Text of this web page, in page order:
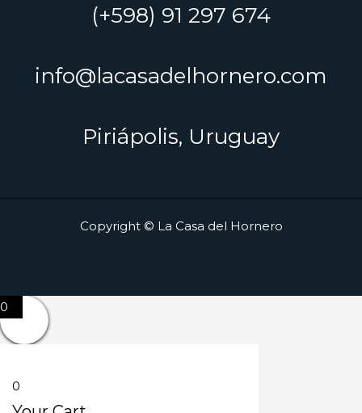
(+598) 91 297 674
info@lacasadelhornero.com
Piriápolis, Uruguay
Copyright © La Casa del Hornero
0
0